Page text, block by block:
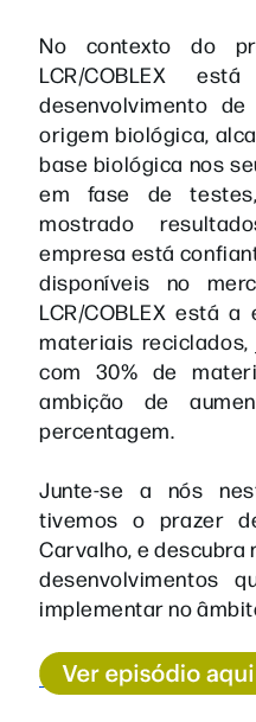
No contexto do
LCR/COBLEX
desenvolvimento
origem biológica,
base biológica nos
em fase de
mostrado
empresa está
disponíveis no
LCR/COBLEX está
materiais reciclados,
com 30% de
ambição de
percentagem.
Junte-se a nós
tivemos o prazer
Carvalho, e descubra
desenvolvimentos
implementar no